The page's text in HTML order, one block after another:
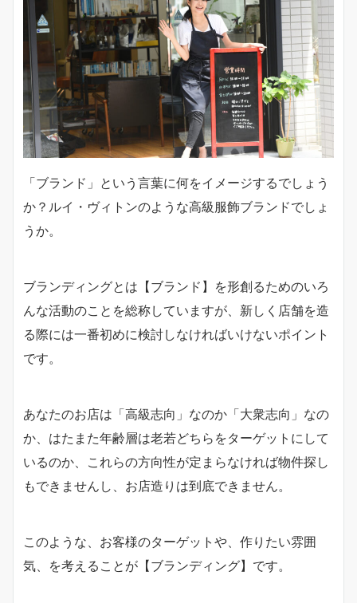
「ブランド」という言葉に何をイメージするでしょう
か？ルイ・ヴィトンのような高級服飾ブランドでしょ
うか。
ブランディングとは【ブランド】を形創るためのいろ
んな活動のことを総称していますが、新しく店舗を造
る際には一番初めに検討しなければいけないポイント
です。
あなたのお店は「高級志向」なのか「大衆志向」なの
か、はたまた年齢層は老若どちらをターゲットにして
いるのか、これらの方向性が定まらなければ物件探し
もできませんし、お店造りは到底できません。
このような、お客様のターゲットや、作りたい雰囲
気、を考えることが【ブランディング】です。